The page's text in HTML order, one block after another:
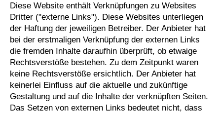
Diese Website enthält Verknüpfungen zu Websites
Dritter ("externe Links"). Diese Websites unterliegen
der Haftung der jeweiligen Betreiber. Der Anbieter hat
bei der erstmaligen Verknüpfung der externen Links
die fremden Inhalte daraufhin überprüft, ob etwaige
Rechtsverstöße bestehen. Zu dem Zeitpunkt waren
keine Rechtsverstöße ersichtlich. Der Anbieter hat
keinerlei Einfluss auf die aktuelle und zukünftige
Gestaltung und auf die Inhalte der verknüpften Seiten.
Das Setzen von externen Links bedeutet nicht, dass